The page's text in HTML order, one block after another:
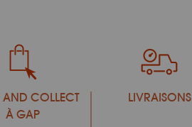
COLLECT
À GAP
LIVRAISONS